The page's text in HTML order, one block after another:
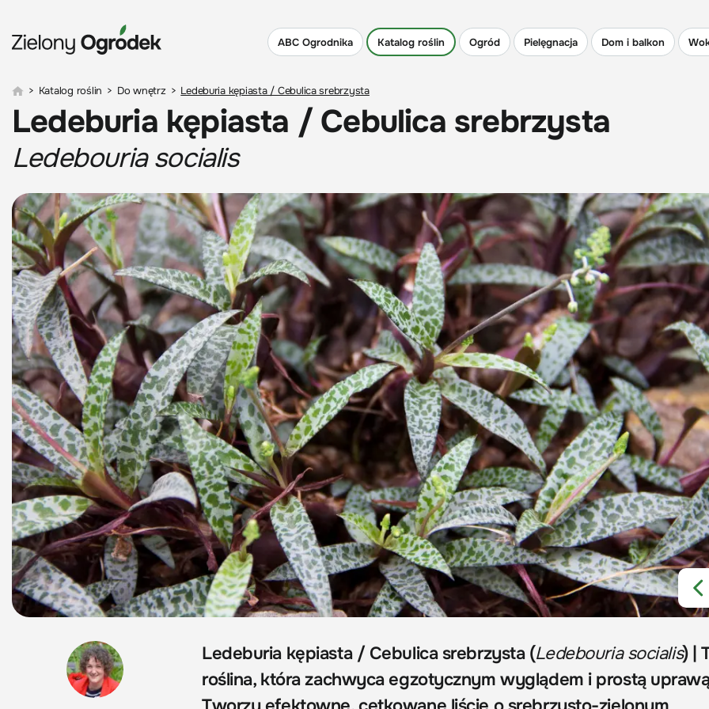
ABC Ogrodnika Katalog roślin Ogród Pielęgnacja Dom i balkon
> Katalog roślin > Do wnętrz > Ledeburia kępiasta / Cebulica srebrzysta
Ledeburia kępiasta / Cebulica srebrzysta
Ledebouria socialis
Ledeburia kępiasta / Cebulica srebrzysta (Ledebouria socialis) |
roślina, która zachwyca egzotycznym wyglądem i prostą